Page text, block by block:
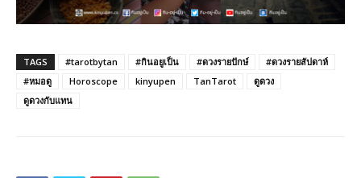
TAGS #tarotbytan #กินอยูเป็น #ดวงรายปักษ์
#ดวงรายสัปดาห์
#หมอดู
Horoscope kinyupen TanTarot
ดูดวง
ดูดวงกับแทน